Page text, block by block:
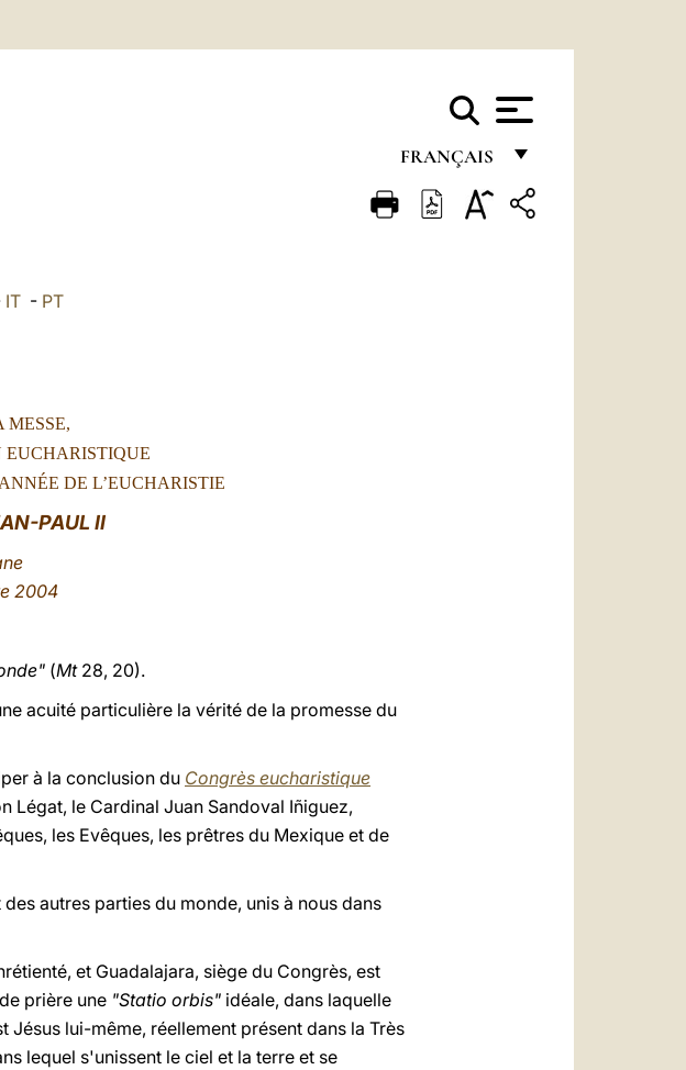
FRANÇAIS
FRANÇAIS
IT - PT
MESSE,
DE L’EUCHARISTIE
PAUL II
2004
(Mt28, 20).
acuité particulière la vérité de la promesse du
à la conclusion du Congrès eucharistique
Légat, le Cardinal Juan Sandoval Iñiguez,
les Evêques, les prêtres du Mexique et de
autres parties du monde, unis à nous dans
et Guadalajara, siège du Congrès, est
prière une "Statio orbis" idéale, dans laquelle
lui-même, réellement présent dans la Très
lequel s'unissent le ciel et la terre et se